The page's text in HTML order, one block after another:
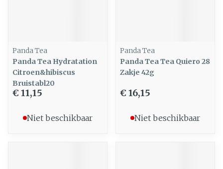
Panda Tea
Panda Tea Hydratation
Citroen&hibiscus
Bruistabl20
€ 11,15
Niet beschikbaar
Panda Tea
Panda Tea Tea Quiero 28
Zakje 42g
€ 16,15
Niet beschikbaar